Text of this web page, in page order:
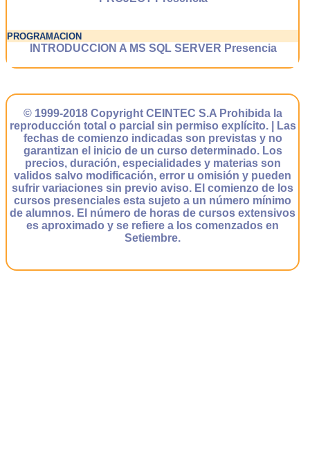
PROGRAMACION
INTRODUCCION A MS SQL SERVER Presencia
© 1999-2018 Copyright CEINTEC S.A Prohibida la
reproducción total o parcial sin permiso explícito. | Las
fechas de comienzo indicadas son previstas y no
garantizan el inicio de un curso determinado. Los
precios, duración, especialidades y materias son
validos salvo modificación, error u omisión y pueden
sufrir variaciones sin previo aviso. El comienzo de los
cursos presenciales esta sujeto a un número mínimo
de alumnos. El número de horas de cursos extensivos
es aproximado y se refiere a los comenzados en
Setiembre.